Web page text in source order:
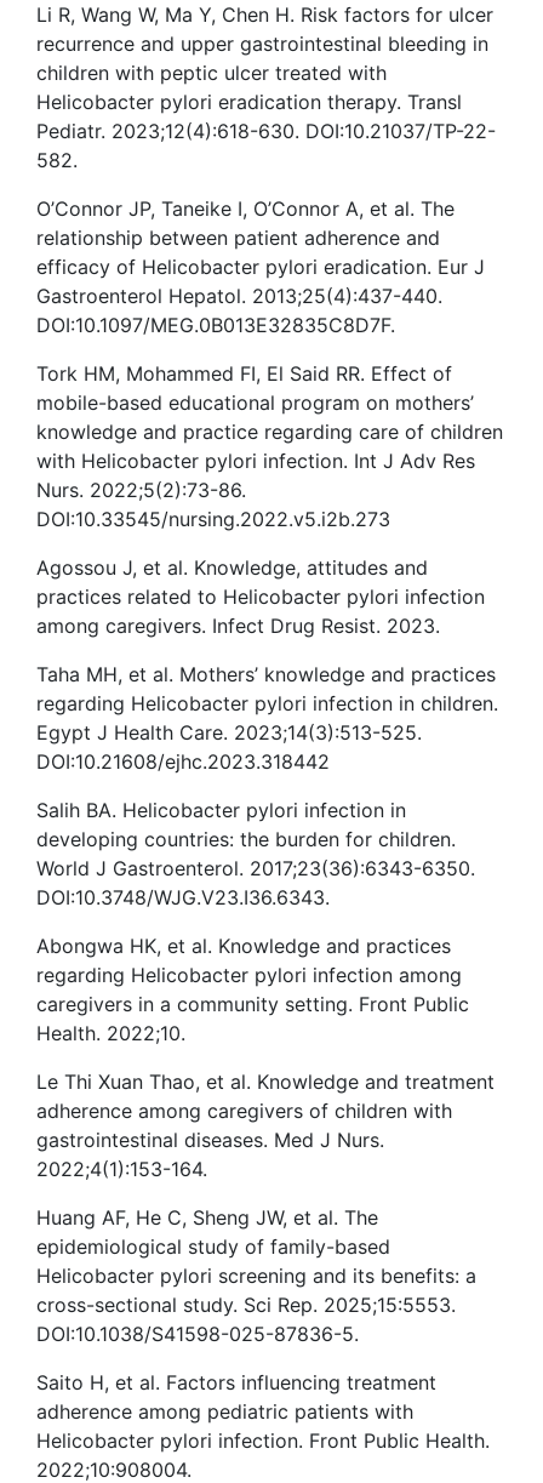
Li R, Wang W, Ma Y, Chen H. Risk factors for ulcer
recurrence and upper gastrointestinal bleeding in
children with peptic ulcer treated with
Helicobacter pylori eradication therapy. Transl
Pediatr. 2023;12(4):618-630. DOI:10.21037/TP-22-
582.
O’Connor JP, Taneike I, O’Connor A, et al. The
relationship between patient adherence and
efficacy of Helicobacter pylori eradication. Eur J
Gastroenterol Hepatol. 2013;25(4):437-440.
DOI:10.1097/MEG.0B013E32835C8D7F.
Tork HM, Mohammed FI, El Said RR. Effect of
mobile-based educational program on mothers’
knowledge and practice regarding care of children
with Helicobacter pylori infection. Int J Adv Res
Nurs. 2022;5(2):73-86.
DOI:10.33545/nursing.2022.v5.i2b.273
Agossou J, et al. Knowledge, attitudes and
practices related to Helicobacter pylori infection
among caregivers. Infect Drug Resist. 2023.
Taha MH, et al. Mothers’ knowledge and practices
regarding Helicobacter pylori infection in children.
Egypt J Health Care. 2023;14(3):513-525.
DOI:10.21608/ejhc.2023.318442
Salih BA. Helicobacter pylori infection in
developing countries: the burden for children.
World J Gastroenterol. 2017;23(36):6343-6350.
DOI:10.3748/WJG.V23.I36.6343.
Abongwa HK, et al. Knowledge and practices
regarding Helicobacter pylori infection among
caregivers in a community setting. Front Public
Health. 2022;10.
Le Thi Xuan Thao, et al. Knowledge and treatment
adherence among caregivers of children with
gastrointestinal diseases. Med J Nurs.
2022;4(1):153-164.
Huang AF, He C, Sheng JW, et al. The
epidemiological study of family-based
Helicobacter pylori screening and its benefits: a
cross-sectional study. Sci Rep. 2025;15:5553.
DOI:10.1038/S41598-025-87836-5.
Saito H, et al. Factors influencing treatment
adherence among pediatric patients with
Helicobacter pylori infection. Front Public Health.
2022;10:908004.